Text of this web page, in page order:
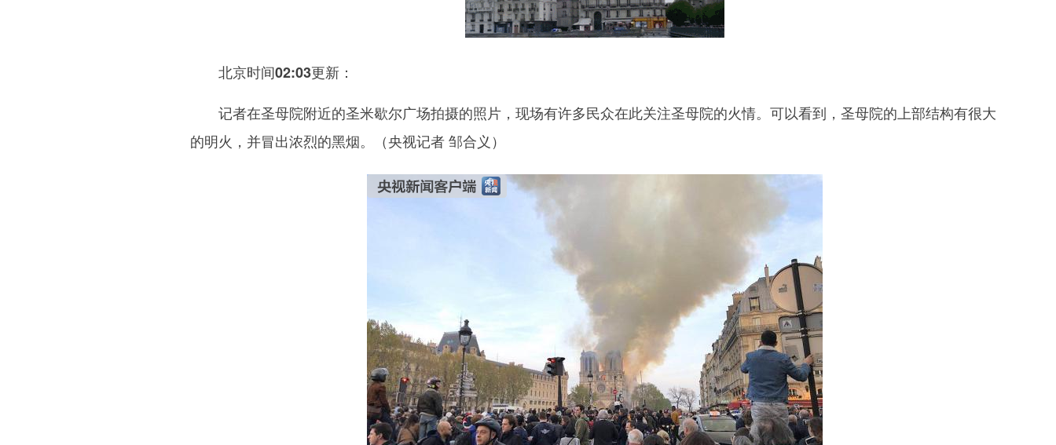
北京时间02:03更新：
记者在圣母院附近的圣米歇尔广场拍摄的照片，现场有许多民众在此关注圣母院的火情。可以看到，圣母院的上部结构有很大
的明火，并冒出浓烈的黑烟。（央视记者 邹合义）